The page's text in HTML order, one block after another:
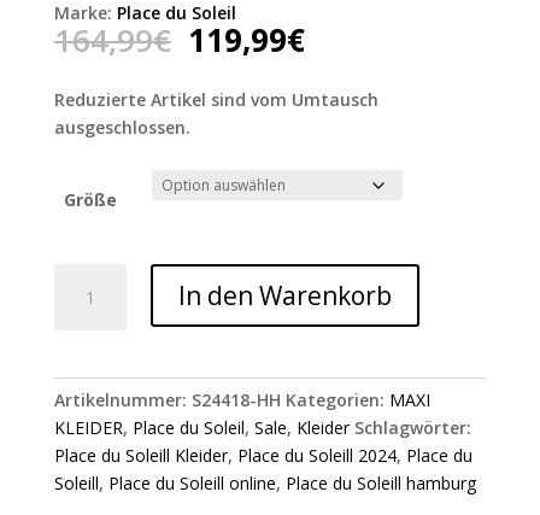
Marke: Place du Soleil
164,99€ Ursprünglicher
Preis
war:
164,99€
119,99€Aktueller
Preis
ist:
Reduzierte Artikel sind vom Umtausch
ausgeschlossen.
Größe
Mary
In den Warenkorb
Artikelnummer: S24418-HH Kategorien: MAXI
KLEIDER, Place du Soleil, Sale, Kleider Schlagwörter:
Place du Soleill Kleider, Place du Soleill 2024, Place du
Soleill, Place du Soleill online, Place du Soleill hamburg